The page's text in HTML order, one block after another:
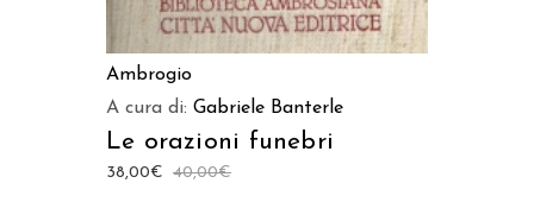
Ambrogio
A cura di: Gabriele Banterle
Le orazioni funebri
40,00€
38,00€